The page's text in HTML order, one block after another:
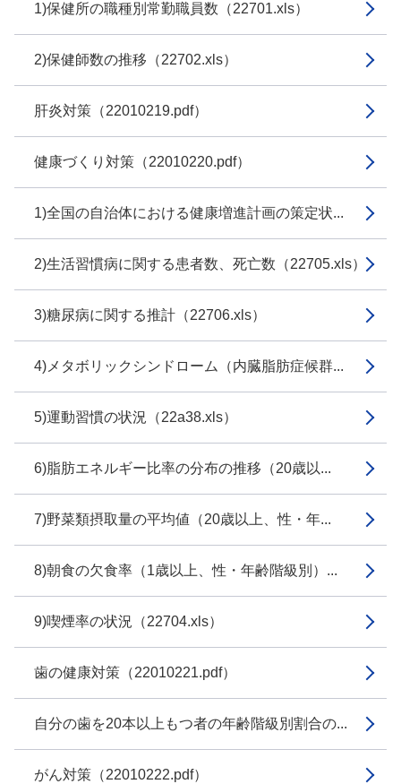
1)保健所の職種別常勤職員数（22701.xls）
2)保健師数の推移（22702.xls）
肝炎対策（22010219.pdf）
健康づくり対策（22010220.pdf）
1)全国の自治体における健康増進計画の策定状...
2)生活習慣病に関する患者数、死亡数（22705.xls）
3)糖尿病に関する推計（22706.xls）
4)メタボリックシンドローム（内臓脂肪症候群...
5)運動習慣の状況（22a38.xls）
6)脂肪エネルギー比率の分布の推移（20歳以...
7)野菜類摂取量の平均値（20歳以上、性・年...
8)朝食の欠食率（1歳以上、性・年齢階級別）...
9)喫煙率の状況（22704.xls）
歯の健康対策（22010221.pdf）
自分の歯を20本以上もつ者の年齢階級別割合の...
がん対策（22010222.pdf）